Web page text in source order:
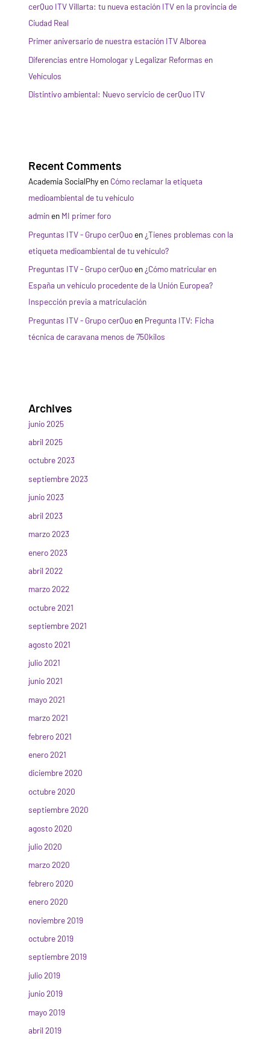
cerQuo ITV Villarta: tu nueva estación ITV en la provincia de
Ciudad Real
Primer aniversario de nuestra estación ITV Alborea
Diferencias entre Homologar y Legalizar Reformas en
Vehículos
Distintivo ambiental: Nuevo servicio de cerQuo ITV
Recent Comments
Academia SocialPhyen Cómo reclamar la etiqueta
medioambiental de tu vehículo
adminen MI primer foro
Preguntas ITV - Grupo cerQuoen ¿Tienes problemas con la
etiqueta medioambiental de tu vehículo?
Preguntas ITV - Grupo cerQuoen ¿Cómo matricular en
España un vehículo procedente de la Unión Europea?
Inspección previa a matriculación
Preguntas ITV - Grupo cerQuoen Pregunta ITV: Ficha
técnica de caravana menos de 750kilos
Archives
junio 2025
abril 2025
octubre 2023
septiembre 2023
junio 2023
abril 2023
marzo 2023
enero 2023
abril 2022
marzo 2022
octubre 2021
septiembre 2021
agosto 2021
julio 2021
junio 2021
mayo 2021
marzo 2021
febrero 2021
enero 2021
diciembre 2020
octubre 2020
septiembre 2020
agosto 2020
julio 2020
marzo 2020
febrero 2020
enero 2020
noviembre 2019
octubre 2019
septiembre 2019
julio 2019
junio 2019
mayo 2019
abril 2019